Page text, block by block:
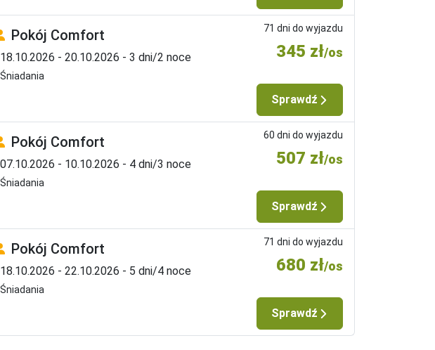
Pokój Comfort
18.10.2026 - 20.10.2026 - 3 dni/2 noce
Śniadania
71 dni do wyjazdu
345 zł/os
Sprawdź
Pokój Comfort
07.10.2026 - 10.10.2026 - 4 dni/3 noce
Śniadania
60 dni do wyjazdu
507 zł/os
Sprawdź
Pokój Comfort
18.10.2026 - 22.10.2026 - 5 dni/4 noce
Śniadania
71 dni do wyjazdu
680 zł/os
Sprawdź